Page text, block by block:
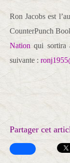
Ron Jacobs est
CounterPunch
Nation qui sortira
suivante :
Partager cet